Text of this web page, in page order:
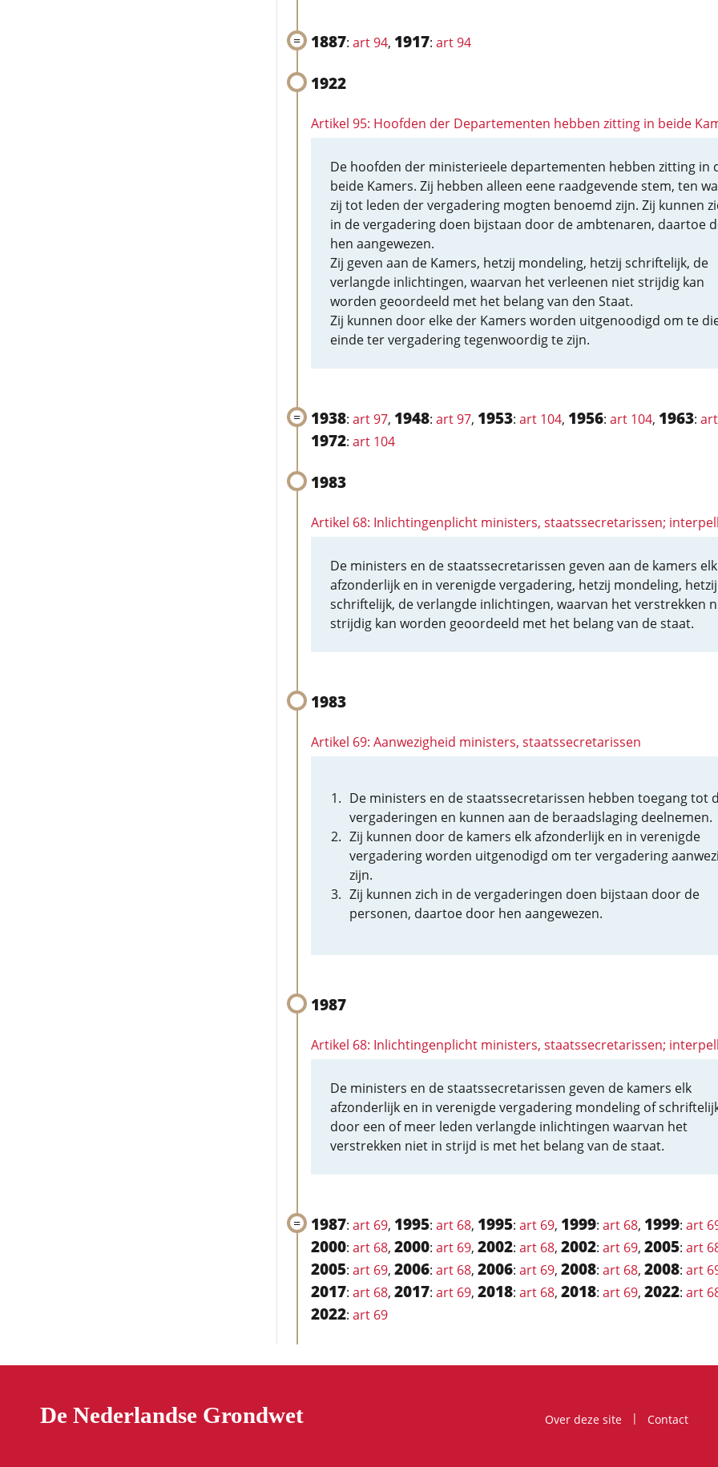
1887: art 94, 1917: art 94
1922
Artikel 95: Hoofden der Departementen hebben zitting in beide
De hoofden der ministerieele departementen hebben zitting in
beide Kamers. Zij hebben alleen eene raadgevende stem, ten
zij tot leden der vergadering mogten benoemd zijn. Zij kunnen
in de vergadering doen bijstaan door de ambtenaren, daartoe
hen aangewezen.
Zij geven aan de Kamers, hetzij mondeling, hetzij schriftelijk, de
verlangde inlichtingen, waarvan het verleenen niet strijdig kan
worden geoordeeld met het belang van den Staat.
Zij kunnen door elke der Kamers worden uitgenoodigd om te
einde ter vergadering tegenwoordig te zijn.
1938: art 97, 1948: art 97, 1953: art 104, 1956: art 104, 1963:
1972: art 104
1983
Artikel 68: Inlichtingenplicht ministers, staatssecretarissen;
De ministers en de staatssecretarissen geven aan de kamers elk
afzonderlijk en in verenigde vergadering, hetzij mondeling, hetzij
schriftelijk, de verlangde inlichtingen, waarvan het verstrekken
strijdig kan worden geoordeeld met het belang van de staat.
1983
Artikel 69: Aanwezigheid ministers, staatssecretarissen
De ministers en de staatssecretarissen hebben toegang tot
vergaderingen en kunnen aan de beraadslaging deelnemen.
Zij kunnen door de kamers elk afzonderlijk en in verenigde
vergadering worden uitgenodigd om ter vergadering
zijn.
Zij kunnen zich in de vergaderingen doen bijstaan door de
personen, daartoe door hen aangewezen.
1987
Artikel 68: Inlichtingenplicht ministers, staatssecretarissen;
De ministers en de staatssecretarissen geven de kamers elk
afzonderlijk en in verenigde vergadering mondeling of
door een of meer leden verlangde inlichtingen waarvan het
verstrekken niet in strijd is met het belang van de staat.
1987: art 69, 1995: art 68, 1995: art 69, 1999: art 68, 1999: art
2000: art 68, 2000: art 69, 2002: art 68, 2002: art 69, 2005: art
2005: art 69, 2006: art 68, 2006: art 69, 2008: art 68, 2008: art
2017: art 68, 2017: art 69, 2018: art 68, 2018: art 69, 2022: art
2022: art 69
De Nederlandse Grondwet Over deze site
Contact